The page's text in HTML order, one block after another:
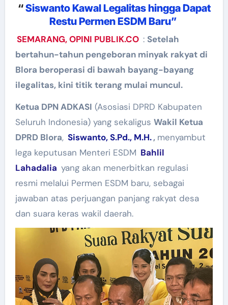
“Siswanto Kawal Legalitas hingga Dapat
Restu Permen ESDM Baru”
SEMARANG, OPINI PUBLIK.CO : Setelah
bertahun-tahun pengeboran minyak rakyat di
Blora beroperasi di bawah bayang-bayang
ilegalitas, kini titik terang mulai muncul.
Ketua DPN ADKASI (Asosiasi DPRD Kabupaten
Seluruh Indonesia) yang sekaligus Wakil Ketua
DPRD Blora, Siswanto, S.Pd., M.H., menyambut
lega keputusan Menteri ESDM Bahlil
Lahadalia yang akan menerbitkan regulasi
resmi melalui Permen ESDM baru, sebagai
jawaban atas perjuangan panjang rakyat desa
dan suara keras wakil daerah.